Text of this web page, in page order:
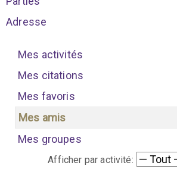
Adresse
Mes activités
Mes citations
Mes favoris
Mes amis
Mes groupes
Afficher par activité: